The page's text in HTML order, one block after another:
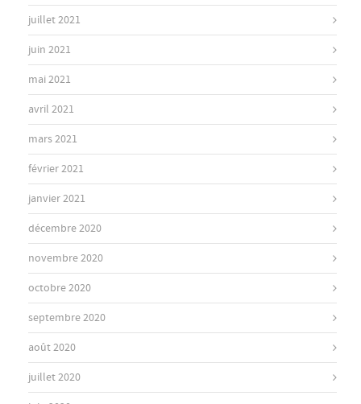
juillet 2021
juin 2021
mai 2021
avril 2021
mars 2021
février 2021
janvier 2021
décembre 2020
novembre 2020
octobre 2020
septembre 2020
août 2020
juillet 2020